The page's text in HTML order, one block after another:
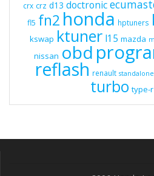
crx crz d13 doctronic
fl5 fn2 honda hptuners
kswap ktuner l15 mazda
nissan obd
reflash renault standalone
turbo type-r